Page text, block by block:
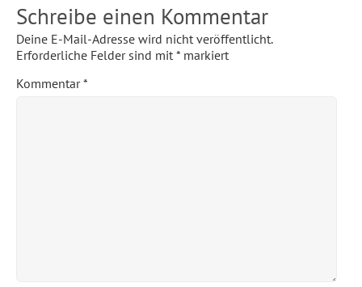
Schreibe einen Kommentar
Deine E-Mail-Adresse wird nicht veröffentlicht.
Erforderliche Felder sind mit * markiert
Kommentar*